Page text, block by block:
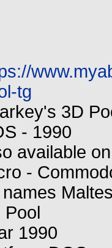
tg
3D
- 1990
available
-
Pool
1990